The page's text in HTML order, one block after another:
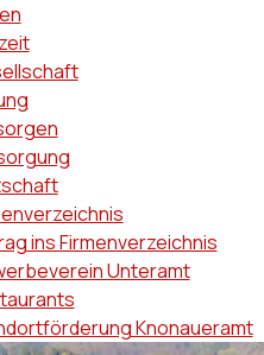
ins Firmenverzeichnis
Unteramt
Knonaueramt